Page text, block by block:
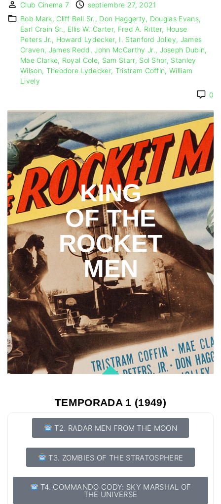
EXPERIMENTOS
FANTÁSTICO
MUSICAL
TERROR
WESTERN / CHAMBARA
FRANCIA
ITALIA
PAISES BAJOS
REINO UNIDO
SERBIA​
CONTACTO
TARJETA
DIGITAL
Club Cinema 7
septiembre 27, 2021
Bob Mark Cliff Bell Sr. Don Haggerty
Douglas Evans
Earl Crain Sr.
Ellis W. Carter Fred A. Ritter House
Peters Jr.
Howard Lydecker I. Stanford Jolley James
Craven James Redd John McCarthy Jr.
Joseph Dubin
Mae Clarke Royal Cole Sam Starr Sol Shor Stanley
Wilson Theodore Lydecker Tristram Coffin William
Lively
0
KING
OF THE
ROCKET
MEN
TEMPORADA 1 (1949)
T2. RADAR MEN FROM THE MOON
T3. ZOMBIES OF THE STRATOSPHERE
T4. COMMANDO CODY: SKY MARSHAL OF
THE UNIVERSE